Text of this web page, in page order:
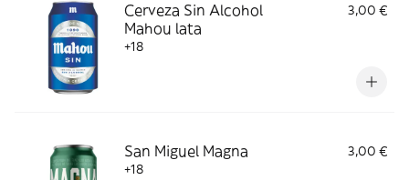
Cerveza Sin Alcohol
Mahou lata
3,00 €
+18
San Miguel Magna
3,00 €
+18